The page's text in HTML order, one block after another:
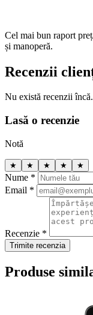
Cel mai bun raport
și manoperă.
Recenzii
Nu există recenzii
Lasă o recenzie
Notă
★ ★ ★ ★ ★
Nume *
Email *
Recenzie *
Trimite recenzia
Produse